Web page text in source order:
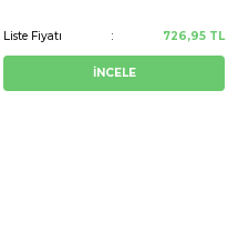
Liste Fiyatı 726,95 TL
İNCELE